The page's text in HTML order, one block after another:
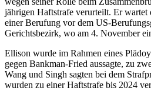
jährigen Haftstrafe verurteilt. Er wartet
einer Berufung vor dem US-
Gerichtsbezirk, wo am 4. November
Ellison wurde im Rahmen eines
gegen Bankman-Fried aussagte, zu
Wang und Singh sagten bei dem
wurden zu einer Haftstrafe bis 2024